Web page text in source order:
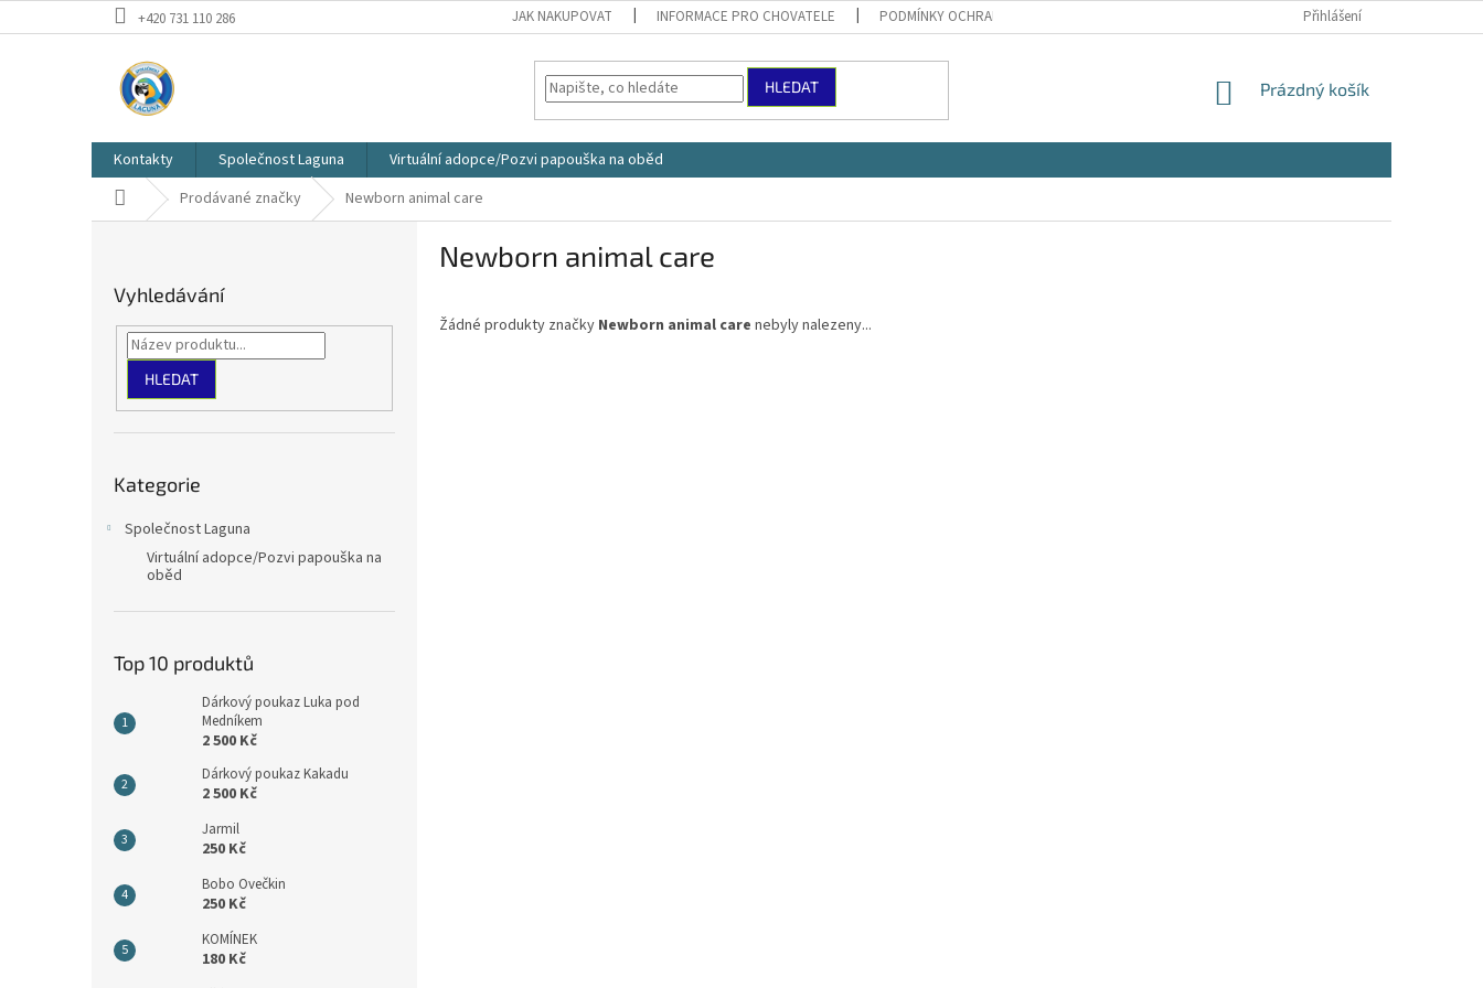
na
+420 731 110 286 JAK NAKUPOVAT INFORMACE PRO CHOVATELE PODMÍNKY OCHRANY OSOBNÍCH ÚDAJŮ Přihlášení
HLEDAT
NÁKUPNÍ
Prázdný košík
Kontakty Společnost Laguna
Virtuální adopce/Pozvi papouška na oběd
Domů Prodávané značky Newborn animal care
Vyhledávání
HLEDAT
kategorie
Kategorie
Společnost Laguna
Virtuální adopce/Pozvi papouška na
oběd
Top 10 produktů
Dárkový poukaz Luka pod
Medníkem
2 500 Kč
Dárkový poukaz Kakadu
2 500 Kč
Jarmil
250 Kč
Bobo Ovečkin
250 Kč
KOMÍNEK
180 Kč
Newborn animal care
Žádné produkty značky Newborn animal care nebyly nalezeny...